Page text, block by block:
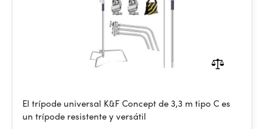
El trípode universal K&F Concept de 3,3 m tipo C es
un trípode resistente y versátil